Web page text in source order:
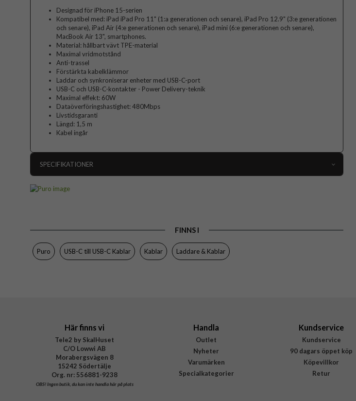
Designad för iPhone 15-serien
Kompatibel med: iPad iPad Pro 11" (1:a generationen och senare), iPad Pro 12.9" (3:e generationen
och senare), iPad Air (4:e generationen och senare), iPad mini (6:e generationen och senare),
MacBook Air 13", smartphones.
Material: hållbart vävt TPE-material
Maximal vridmotstånd
Anti-trassel
Förstärkta kabelklämmor
Laddar och synkroniserar enheter med USB-C-port
USB-C och USB-C-kontakter - Power Delivery-teknik
Maximal effekt: 60W
Dataöverföringshastighet: 480Mbps
Livstidsgaranti
Längd: 1,5 m
Kabel ingår
SPECIFIKATIONER
Varumärke
Puro
Tillverkarens art nr
EAN
FINNS I
Puro USB-C till USB-C Kablar Kablar Laddare & Kablar
Här finns vi
Tele2 by SkalHuset
C/O Lowwi AB
Morabergsvägen 8
15242 Södertälje
Org. nr: 556881-9238
OBS!Ingen butik, du kan inte handla här på plats
Handla
Outlet
Nyheter
Varumärken
Specialkategorier
Kundservice
Kundservice
90 dagars öppet köp
Köpevillkor
Retur